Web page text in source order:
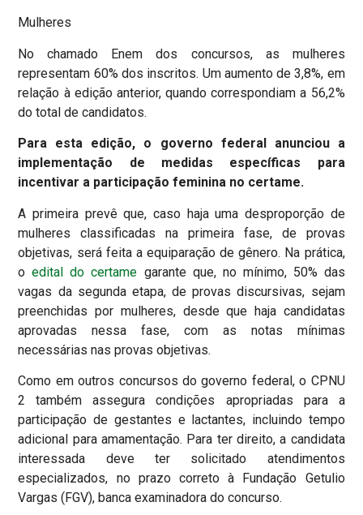
Mulheres
No chamado Enem dos concursos, as mulheres
representam 60% dos inscritos. Um aumento de 3,8%, em
relação à edição anterior, quando correspondiam a 56,2%
do total de candidatos.
Para esta edição, o governo federal anunciou a
implementação de medidas específicas para
incentivar a participação feminina no certame.
A primeira prevê que, caso haja uma desproporção de
mulheres classificadas na primeira fase, de provas
objetivas, será feita a equiparação de gênero. Na prática,
oedital do certame garante que, no mínimo, 50% das
vagas da segunda etapa, de provas discursivas, sejam
preenchidas por mulheres, desde que haja candidatas
aprovadas nessa fase, com as notas mínimas
necessárias nas provas objetivas.
Como em outros concursos do governo federal, o CPNU
2 também assegura condições apropriadas para a
participação de gestantes e lactantes, incluindo tempo
adicional para amamentação. Para ter direito, a candidata
interessada deve ter solicitado atendimentos
especializados, no prazo correto à Fundação Getulio
Vargas (FGV), banca examinadora do concurso.